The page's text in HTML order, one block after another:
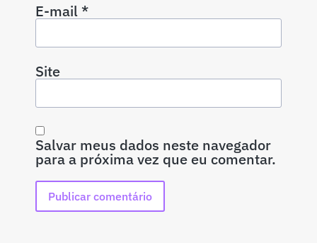
E-mail*
Site
Salvar meus dados neste navegador
para a próxima vez que eu comentar.